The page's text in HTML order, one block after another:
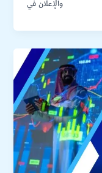
والإعلان في